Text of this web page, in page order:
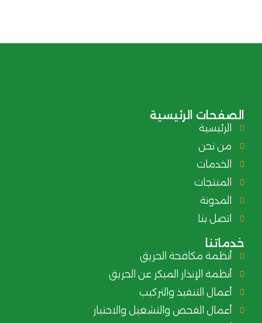
الصفحات الرئيسية
الرئيسية
من نحن
الخدمات
المنتجات
المدونة
اتصل بنا
خدماتنا
أنظمة مكافحة الحريق
أنظمة الإنذار المبكر عن الحريق
أعمال التنفيذ والتركيب
أعمال الفحص والتشغيل والاختبار